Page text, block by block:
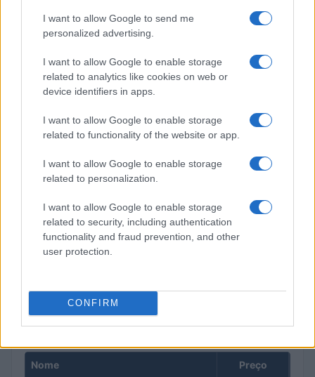
I want to allow Google to send me
personalized advertising.
I want to allow Google to enable storage
related to analytics like cookies on web or
device identifiers in apps.
I want to allow Google to enable storage
related to functionality of the website or app.
I want to allow Google to enable storage
related to personalization.
I want to allow Google to enable storage
related to security, including authentication
functionality and fraud prevention, and other
user protection.
CONFIRM
Rafael Oliveira · 4 ago 2026
Petróleo Brent cai 8.46% e arrasta commodities em queda
generalizada
Nome Preço